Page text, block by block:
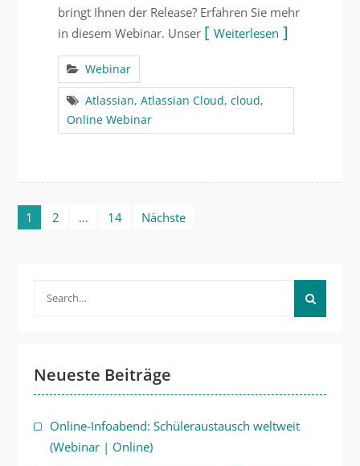
bringt Ihnen der Release? Erfahren Sie mehr
in diesem Webinar. Unser
Weiterlesen
Webinar
Atlassian, Atlassian Cloud, cloud,
Online Webinar
Beitragsnavigation
1 2 … 14 Nächste
Neueste Beiträge
Online-Infoabend: Schüleraustausch weltweit
(Webinar | Online)